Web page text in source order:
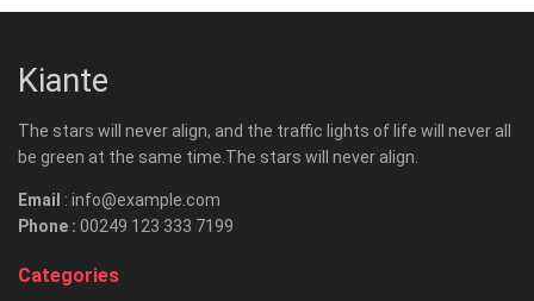
Kiante
The stars will never align, and the traffic lights of life will never all
be green at the same time.The stars will never align.
Email : info@example.com
Phone : 00249 123 333 7199
Categories